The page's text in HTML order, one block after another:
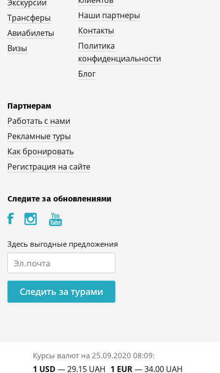
Экскурсии
Трансферы
Авиабилеты
Визы
Наши партнеры
Контакты
Политика
конфиденциальности
Блог
Партнерам
Работать с нами
Рекламные туры
Как бронировать
Регистрация на сайте
Следите за обновлениями
Здесь выгодные предложения
Следить за турами
Курсы валют на 25.09.2020 08:09:
1 USD — 29.15 UAH 1 EUR— 34.00 UAH